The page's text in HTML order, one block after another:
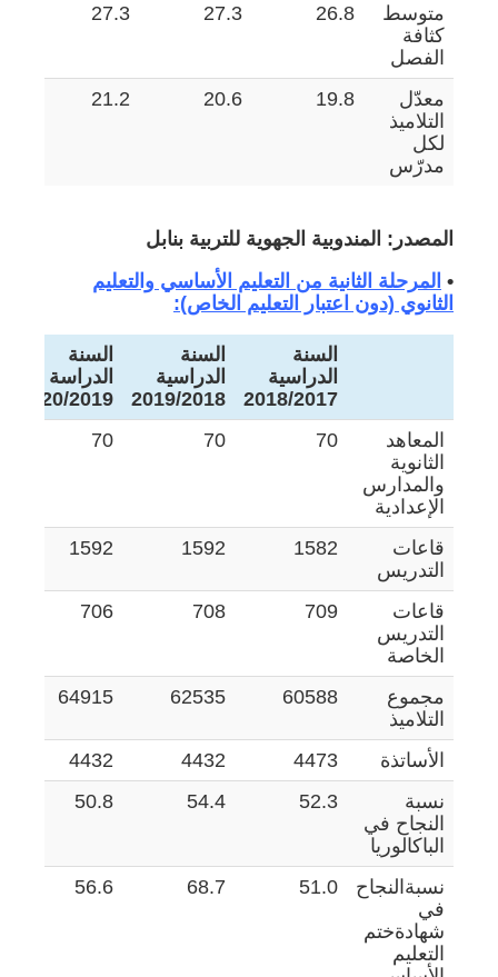
متوسط
كثافة
الفصل
26.8
27.3
27.3
معدّل
التلاميذ
لكل
مدرّس
19.8
20.6
21.2
المصدر: المندوبية الجهوية للتربية بنابل
• المرحلة الثانية من التعليم الأساسي والتعليم
الثانوي (دون اعتبار التعليم الخاص):
السنة
الدراسية
2018/2017
السنة
الدراسية
2019/2018
السنة
الدراسة
2020/2019
المعاهد
الثانوية
والمدارس
الإعدادية
70
70
70
قاعات
التدريس
1582
1592
1592
قاعات
التدريس
الخاصة
709
708
706
مجموع
التلاميذ
60588
62535
64915
الأساتذة 4473
4432
4432
نسبة
النجاح في
الباكالوريا
52.3
54.4
50.8
نسبةالنجاح
في
شهادةختم
التعليم
51.0
68.7
56.6